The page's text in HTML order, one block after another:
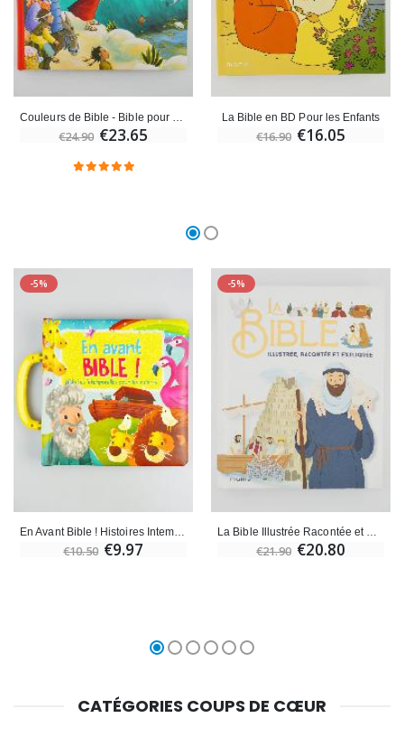
€24.90 €23.65
La Bible en BD Pour les Enfants
€16.90 €16.05
-5%
€10.50 €9.97
-5%
€21.90 €20.80
CATÉGORIES COUPS DE CŒUR